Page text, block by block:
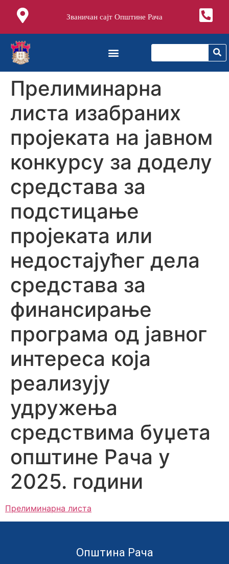
Званичан сајт Општине Рача
Прелиминарна
листа изабраних
пројеката на јавном
конкурсу за доделу
средстава за
подстицање
пројеката или
недостајућег дела
средстава за
финансирање
програма од јавног
интереса која
реализују
удружења
средствима буџета
општине Рача у
2025. години
Прелиминарна листа
Општина Рача